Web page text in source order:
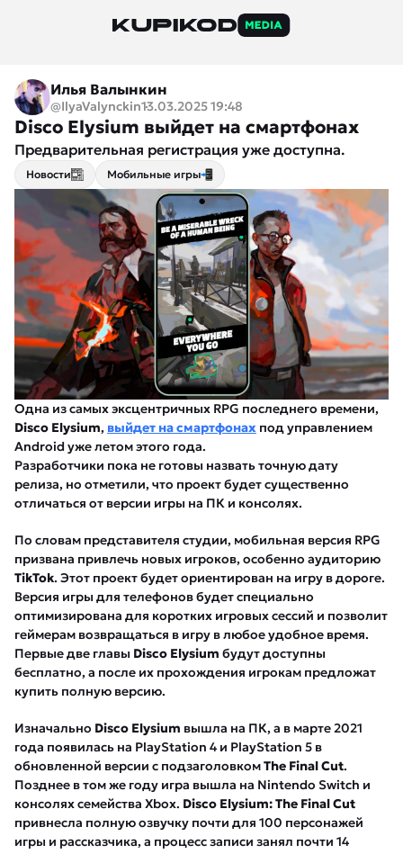
Илья Валынкин
@IlyaValynckin13.03.2025 19:48
Disco Elysium выйдет на смартфонах
Предварительная регистрация уже доступна.
Новости Мобильные игры
Одна из самых эксцентричных RPG последнего времени,
Disco Elysium, выйдет на смартфонах под управлением
Android уже летом этого года.
Разработчики пока не готовы назвать точную дату
релиза, но отметили, что проект будет существенно
отличаться от версии игры на ПК и консолях.
По словам представителя студии, мобильная версия RPG
призвана привлечь новых игроков, особенно аудиторию
TikTok. Этот проект будет ориентирован на игру в дороге.
Версия игры для телефонов будет специально
оптимизирована для коротких игровых сессий и позволит
геймерам возвращаться в игру в любое удобное время.
Первые две главы Disco Elysium будут доступны
бесплатно, а после их прохождения игрокам предложат
купить полную версию.
Изначально Disco Elysium вышла на ПК, а в марте 2021
года появилась на PlayStation 4 и PlayStation 5 в
обновленной версии с подзаголовкомThe Final Cut.
Позднее в том же году игра вышла на Nintendo Switch и
консолях семейства Xbox. Disco Elysium: The Final Cut
привнесла полную озвучку почти для 100 персонажей
игры и рассказчика, а процесс записи занял почти 14